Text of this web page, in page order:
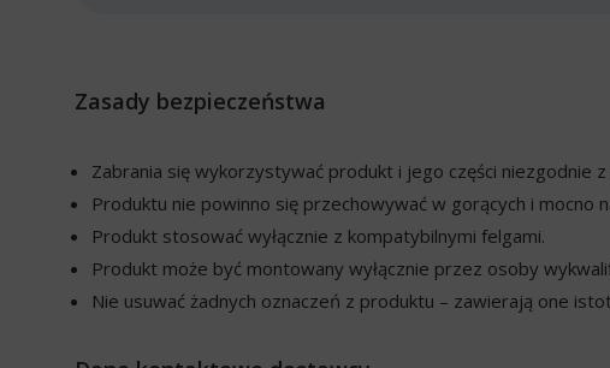
Zasady bezpieczeństwa
Zabrania się wykorzystywać produkt i jego części niezgodnie
Produktu nie powinno się przechowywać w gorących i mocno
Produkt stosować wyłącznie z kompatybilnymi felgami.
Produkt może być montowany wyłącznie przez osoby
Nie usuwać żadnych oznaczeń z produktu – zawierają one